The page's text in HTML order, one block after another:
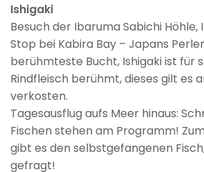
Ishigaki
Besuch der Ibaruma Sabichi
Stop bei Kabira Bay – Japans
berühmteste Bucht, Ishigaki ist für
Rindfleisch berühmt, dieses gilt es
verkosten.
Tagesausflug aufs Meer hinaus:
Fischen stehen am Programm!
gibt es den selbstgefangenen
gefragt!